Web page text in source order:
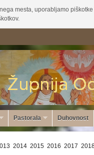
mesta, uporabljamo
Pastorala Duhovnost
2014 2015 2016 2017